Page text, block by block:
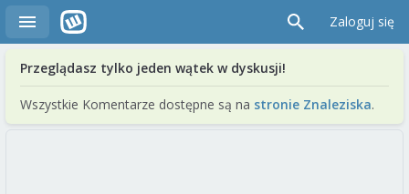
Zaloguj się
Przeglądasz tylko jeden wątek w dyskusji!
Wszystkie Komentarze dostępne są na stronie Znaleziska.